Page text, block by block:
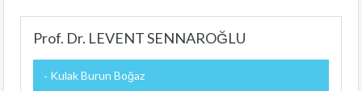
Prof. Dr. LEVENT SENNAROĞLU
Kulak Burun Boğaz